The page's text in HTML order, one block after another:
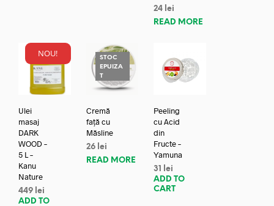
24 lei
READ MORE
NOU!
Ulei
masaj
DARK
WOOD –
5 L –
Kanu
Nature
449 lei
ADD TO
STOC
EPUIZA
T
Cremă
față cu
Măsline
26 lei
READ MORE
Peeling
cu Acid
din
Fructe –
Yamuna
31
lei
ADD TO
CART